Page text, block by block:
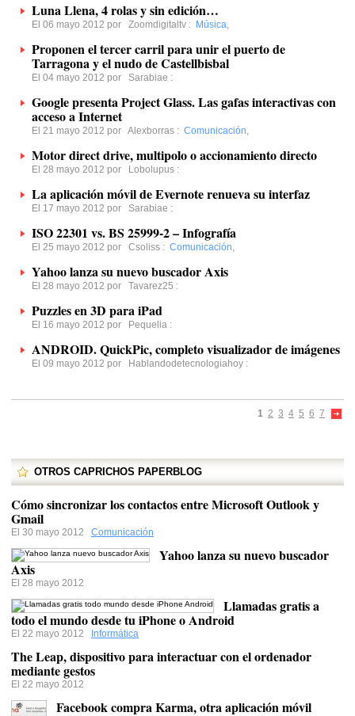
Luna Llena, 4 rolas y sin edición…
El 06 mayo 2012 por Zoomdigitaltv : Música,
Proponen el tercer carril para unir el puerto de
Tarragona y el nudo de Castellbisbal
El 04 mayo 2012 por Sarabiae :
Google presenta Project Glass. Las gafas interactivas con
acceso a Internet
El 21 mayo 2012 por Alexborras : Comunicación,
Motor direct drive, multipolo o accionamiento directo
El 28 mayo 2012 por Lobolupus :
La aplicación móvil de Evernote renueva su interfaz
El 17 mayo 2012 por Sarabiae :
ISO 22301 vs. BS 25999-2 – Infografía
El 25 mayo 2012 por Csoliss : Comunicación,
Yahoo lanza su nuevo buscador Axis
El 28 mayo 2012 por Tavarez25 :
Puzzles en 3D para iPad
El 16 mayo 2012 por Pequelia :
ANDROID. QuickPic, completo visualizador de imágenes
El 09 mayo 2012 por Hablandodetecnologiahoy :
1 2 3 4 5 6 7
OTROS CAPRICHOS PAPERBLOG
Cómo sincronizar los contactos entre Microsoft Outlook y
Gmail
El 30 mayo 2012 Comunicación
Yahoo lanza su nuevo buscador
Axis
El 28 mayo 2012
Llamadas gratis a
todo el mundo desde tu iPhone o Android
El 22 mayo 2012 Informática
The Leap, dispositivo para interactuar con el ordenador
mediante gestos
El 22 mayo 2012
Facebook compra Karma, otra aplicación móvil